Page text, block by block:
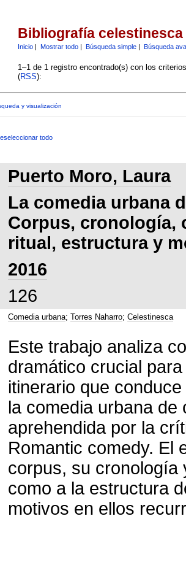
Bibliografía celestinesca
Inicio| Mostrar todo| Búsqueda simple| Búsqueda
1–1 de 1 registro encontrado(s) con los
(RSS):
y visualización
todo
Puerto Moro, Laura
La comedia urbana
Corpus, cronología,
ritual, estructura y
2016
126
Comedia urbana; Torres Naharro; Celestinesca
Este trabajo analiza
dramático crucial
itinerario que
la comedia urbana
aprehendida por la
Romantic comedy. El
corpus, su cronología
como a la estructura
motivos en ellos